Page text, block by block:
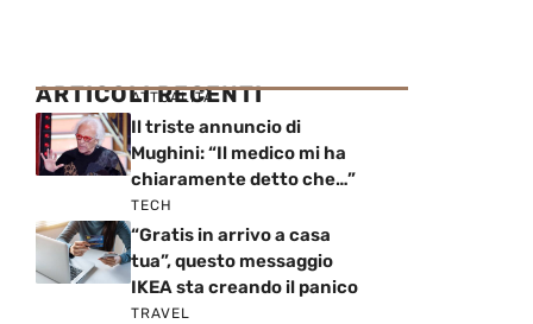
ARTICOLI RECENTI
ATTUALITÀ
Il triste annuncio di
Mughini: “Il medico mi ha
chiaramente detto che…”
TECH
“Gratis in arrivo a casa
tua”, questo messaggio
IKEA sta creando il panico
TRAVEL